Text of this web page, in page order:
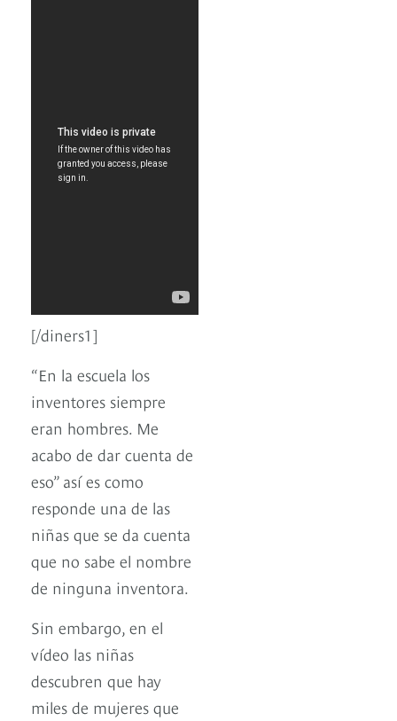
[/diners1]
“En la escuela los
inventores siempre
eran hombres. Me
acabo de dar cuenta de
eso” así es como
responde una de las
niñas que se da cuenta
que no sabe el nombre
de ninguna inventora.
Sin embargo, en el
vídeo las niñas
descubren que hay
miles de mujeres que